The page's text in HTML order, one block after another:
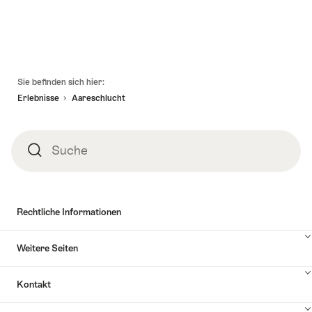
Sie befinden sich hier:
Erlebnisse
Aareschlucht
SucheSuche
Rechtliche Informationen
Weitere Seiten
Kontakt